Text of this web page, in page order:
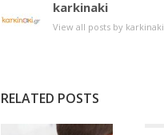
karkinaki
View all posts by karkinaki
RELATED POSTS